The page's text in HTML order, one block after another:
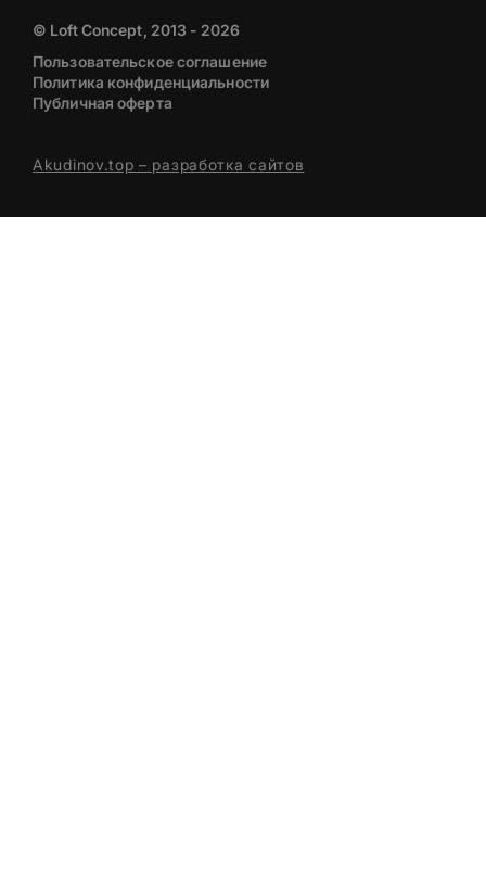
© Loft Concept, 2013 - 2026
Пользовательское соглашение
Политика конфиденциальности
Публичная оферта
Akudinov.top – разработка сайтов